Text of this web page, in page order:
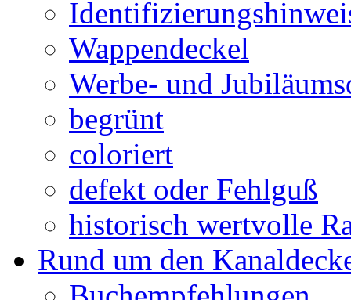
Wappendeckel
Werbe- und
begrünt
coloriert
defekt oder Fehlguß
historisch wertvolle
Rund um den